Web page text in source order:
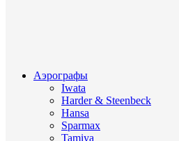
Аэрографы
Iwata
Harder & Steenbeck
Hansa
Sparmax
Tamiya